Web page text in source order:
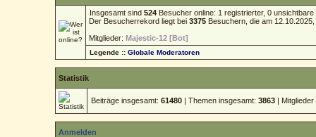
Insgesamt sind524 Besucher online: 1 registrierter, 0
Der Besucherrekord liegt bei3375 Besuchern, die am
Mitglieder:Majestic-12 [Bot]
Legende ::Globale Moderatoren
Statistik
Beiträge insgesamt:61480 | Themen insgesamt:3863 |
Anmelden